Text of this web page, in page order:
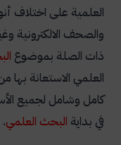
العلمية على اختلاف
والصحف الالكترونية
ذات الصلة بموضوع
العلمي الاستعانة بها
كامل وشامل لجميع
في بداية البحث العلمي.